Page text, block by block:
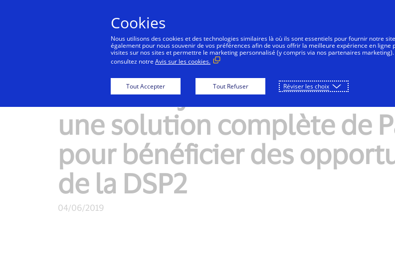
Consommateurs Entreprises
Natixis Payments et Visa
une solution complète de
pour bénéficier des
de la DSP2
04/06/2019
Cookies
Nous utilisons des cookies et des technologies similaires là où ils sont essentiels pour fournir notre
également pour nous souvenir de vos préférences afin de vous offrir la meilleure expérience en ligne
visites sur nos sites et permettre le marketing personnalisé (y compris via nos partenaires marketing).
consultez notre Avis sur les cookies.
Tout Accepter Tout Refuser Réviser les choix